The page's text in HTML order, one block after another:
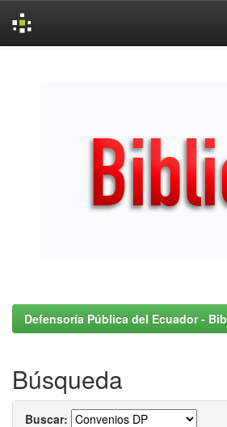
Defensoría Pública del Ecuador -
Búsqueda
Buscar: